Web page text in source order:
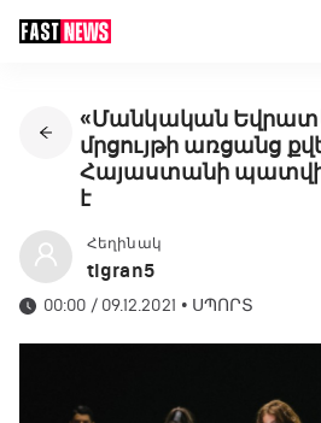
«Մանկական
մրցույթի առցանց
Հայաստանի
է
Հեղինակ
tigran5
00:00 / 09.12.2021 • ՍՊՈՐՏ